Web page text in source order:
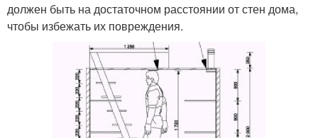
должен быть на достаточном расстоянии от стен дома,
чтобы избежать их повреждения.